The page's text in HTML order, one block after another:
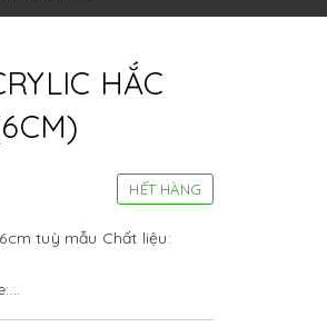
HẮC
HẾT HÀNG
tuỳ mẫu Chất liệu: